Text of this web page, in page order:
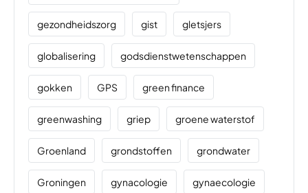
gezondheidszorg gist gletsjers
globalisering godsdienstwetenschappen
gokken GPS green finance
greenwashing griep groene waterstof
Groenland grondstoffen grondwater
Groningen gynacologie gynaecologie